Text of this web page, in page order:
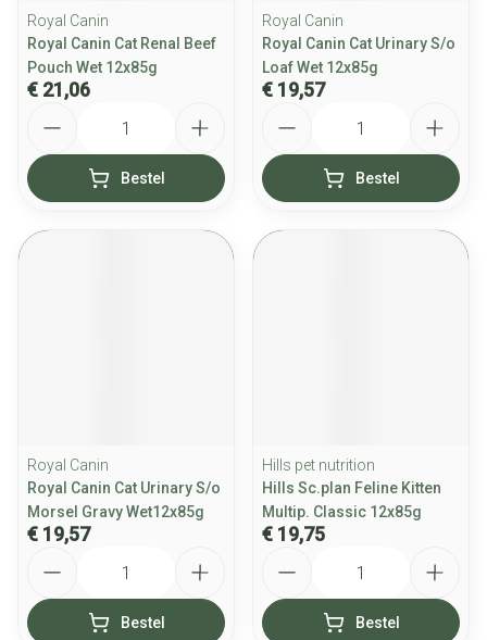
Royal Canin
Royal Canin Cat Renal Beef
Pouch Wet 12x85g
€ 21,06
Bestel
Royal Canin
Royal Canin Cat Urinary S/o
Loaf Wet 12x85g
€ 19,57
Bestel
Royal Canin
Royal Canin Cat Urinary S/o
Morsel Gravy Wet12x85g
€ 19,57
Bestel
Hills pet nutrition
Hills Sc.plan Feline Kitten
Multip. Classic 12x85g
€ 19,75
Bestel